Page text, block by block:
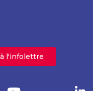
l'infolettre